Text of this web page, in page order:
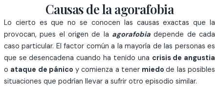
Causas de la agorafobia
Lo cierto es que no se conocen las causas exactas que la
provocan, pues el origen de la agorafobia depende de cada
caso particular. El factor común a la mayoría de las personas es
que se desencadena cuando ha tenido una crisis de angustia
o ataque de pánico y comienza a tener miedode las posibles
situaciones que podrían llevar a sufrir otro episodio similar.